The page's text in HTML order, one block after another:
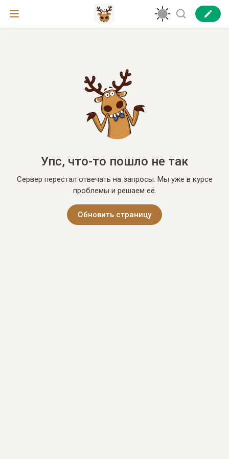
Упс, что-то пошло не так
Сервер перестал отвечать на запросы. Мы уже в курсе
проблемы и решаем её.
Обновить страницу